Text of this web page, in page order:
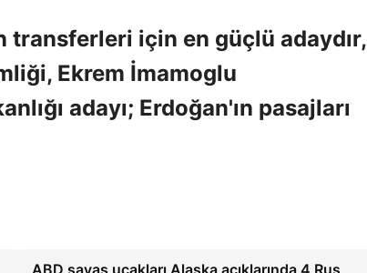
transferleri için en güçlü adaydır,
Ekrem İmamoglu
adayı; Erdoğan'ın pasajları
ABD savaş uçakları Alaska açıklarında 4 Rus